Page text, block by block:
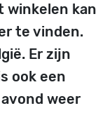
winkelen kan
te vinden.
Er zijn
ook een
weer